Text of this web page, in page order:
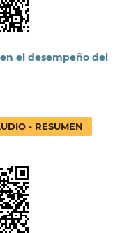
el desempeño del
- RESUMEN